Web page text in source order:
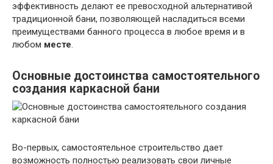
эффективность делают ее превосходной альтернативой
традиционной бани, позволяющей насладиться всеми
преимуществами банного процесса в любое время и в
любом месте.
Основные достоинства самостоятельного
создания каркасной бани
Во-первых, самостоятельное строительство дает
возможность полностью реализовать свои личные